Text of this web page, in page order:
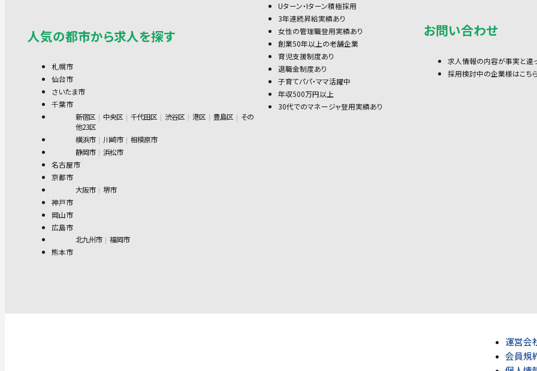
人気の都市から求人を探す
札幌市
仙台市
さいたま市
千葉市
新宿区
中央区 千代田区 渋谷区 港区 豊島区
その
他23区
横浜市
川崎市
相模原市
静岡市
浜松市
名古屋市
京都市
大阪市
堺市
神戸市
岡山市
広島市
北九州市
福岡市
熊本市
Uターン・Iターン積極採用
3年連続昇給実績あり
女性の管理職登用実績あり
創業50年以上の老舗企業
育児支援制度あり
退職金制度あり
子育てパパ・ママ活躍中
年収500万円以上
30代でのマネージャ登用実績あり
お問い合わせ
求人情報の内容が事実と違
採用検討中の企業様はこち
運営会
会員規